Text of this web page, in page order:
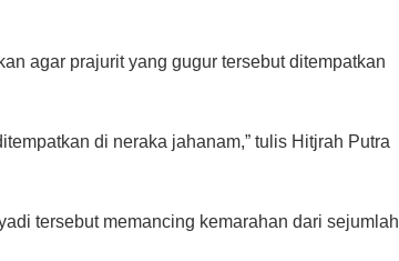
agar prajurit yang gugur tersebut ditempatkan
di neraka jahanam,” tulis Hitjrah Putra
tersebut memancing kemarahan dari sejumlah